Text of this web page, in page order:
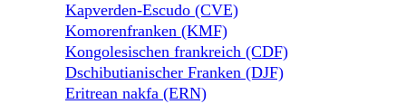
Kapverden-Escudo (CVE)
Komorenfranken (KMF)
Kongolesischen frankreich (CDF)
Dschibutianischer Franken (DJF)
Eritrean nakfa (ERN)